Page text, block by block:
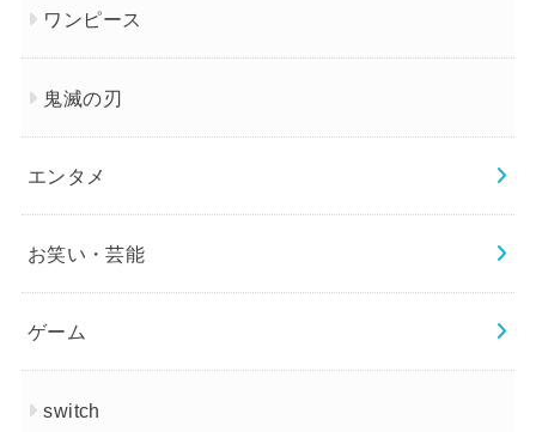
ワンピース
鬼滅の刃
エンタメ
お笑い・芸能
ゲーム
switch